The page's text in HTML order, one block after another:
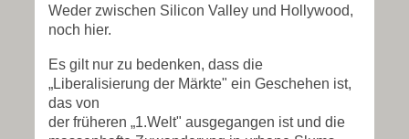
Weder zwischen Silicon Valley und Hollywood,
noch hier.
Es gilt nur zu bedenken, dass die
„Liberalisierung der Märkte" ein Geschehen ist,
das von
der früheren „1.Welt" ausgegangen ist und die